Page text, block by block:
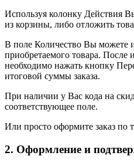
Используя колонку Действия
из корзины, либо отложить
В поле Количество Вы можете
приобретаемого товара. После
необходимо нажать кнопку
итоговой суммы заказа.
При наличии у Вас кода на
соответствующее поле.
Или просто оформите заказ по
2. Оформление и